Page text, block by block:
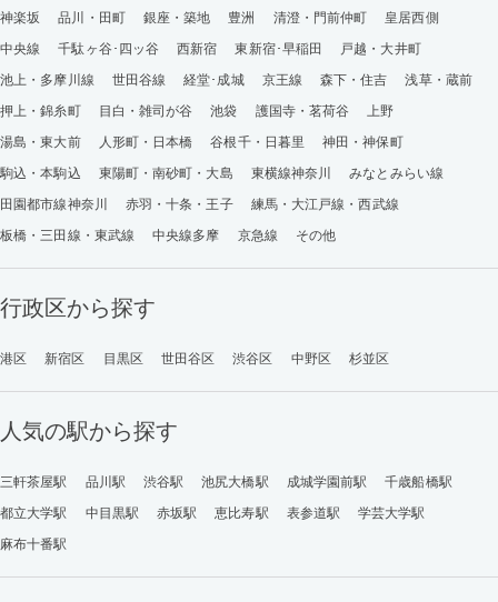
神楽坂
品川・田町 銀座・築地 豊洲 清澄・門前仲町
皇居西側
中央線
千駄ヶ谷･四ッ谷 西新宿 東新宿･早稲田
戸越・大井町
池上・多摩川線
世田谷線 経堂･成城 京王線 森下・住吉
浅草・蔵前
押上・錦糸町
目白・雑司が谷 池袋 護国寺・茗荷谷
上野
湯島・東大前
人形町・日本橋 谷根千・日暮里
神田・神保町
駒込・本駒込
東陽町・南砂町・大島 東横線神奈川
みなとみらい線
田園都市線神奈川
赤羽・十条・王子
練馬・大江戸線・西武線
板橋・三田線・東武線
中央線多摩 京急線 その他
行政区から探す
港区 新宿区 目黒区 世田谷区 渋谷区 中野区 杉並区
人気の駅から探す
三軒茶屋駅 品川駅 渋谷駅 池尻大橋駅 成城学園前駅
千歳船橋駅
都立大学駅
中目黒駅 赤坂駅 恵比寿駅 表参道駅
学芸大学駅
麻布十番駅